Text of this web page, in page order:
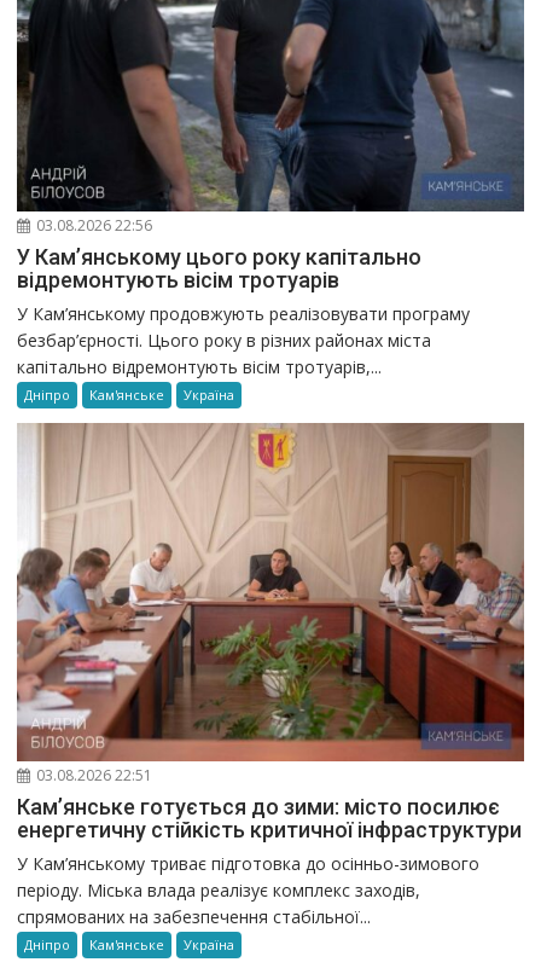
03.08.2026 22:56
У Кам’янському цього року капітально
відремонтують вісім тротуарів
У Кам’янському продовжують реалізовувати програму
безбар’єрності. Цього року в різних районах міста
капітально відремонтують вісім тротуарів,...
Дніпро Кам'янське Україна
03.08.2026 22:51
Кам’янське готується до зими: місто посилює
енергетичну стійкість критичної інфраструктури
У Кам’янському триває підготовка до осінньо-зимового
періоду. Міська влада реалізує комплекс заходів,
спрямованих на забезпечення стабільної...
Дніпро Кам'янське Україна